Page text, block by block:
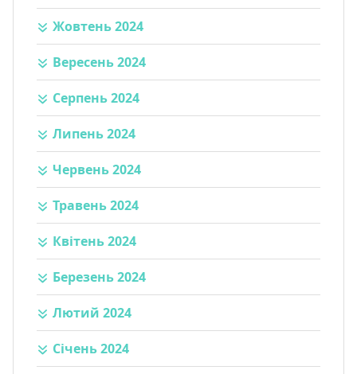
Жовтень 2024
Вересень 2024
Серпень 2024
Липень 2024
Червень 2024
Травень 2024
Квітень 2024
Березень 2024
Лютий 2024
Січень 2024